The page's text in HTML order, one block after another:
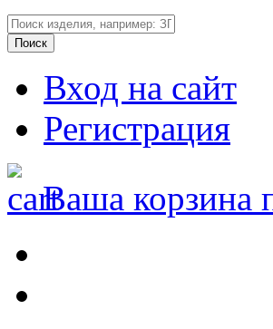
Вход на сайт
Регистрация
Ваша корзина